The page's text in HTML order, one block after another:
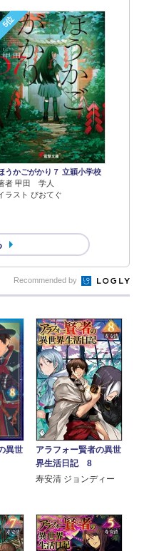
5位
うかごがかり７ 立穎小学校
者 甲田 学人
ラスト ぴおてぐ
Recommended by
異世
アラフォー賢者の異世
界生活日記 8
寿安清 ジョンディー